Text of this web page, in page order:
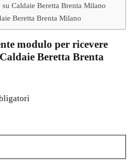
Caldaie Beretta Brenta Milano
Beretta Brenta Milano
modulo per ricevere
Caldaie Beretta Brenta